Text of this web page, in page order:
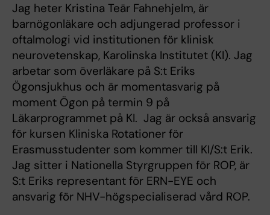
Jag heter Kristina Teär Fahnehjelm, är
barnögonläkare och adjungerad professor i
oftalmologi vid institutionen för klinisk
neurovetenskap, Karolinska Institutet (KI). Jag
arbetar som överläkare på S:t Eriks
Ögonsjukhus och är momentasvarig på
moment Ögon på termin 9 på
Läkarprogrammet på KI. Jag är också ansvarig
för kursen Kliniska Rotationer för
Erasmusstudenter som kommer till KI/S:t Erik.
Jag sitter i Nationella Styrgruppen för ROP, är
S:t Eriks representant för ERN-EYE och
ansvarig för NHV-högspecialiserad vård ROP.